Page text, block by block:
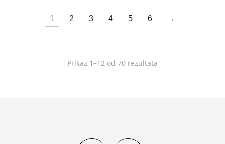
1 2 3 4 5 6 →
Prikaz 1–12 od 70 rezultata